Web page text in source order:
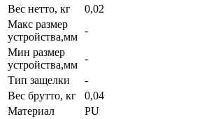
Вес нетто, кг
0,02
Макс размер
устройства,мм
-
Мин размер
устройства,мм
-
Тип защелки
-
Вес брутто, кг
0,04
Материал
PU